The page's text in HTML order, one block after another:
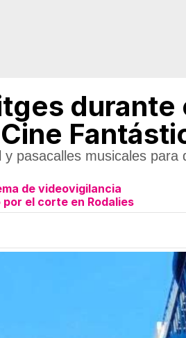
durante
pasacalles musicales para
de videovigilancia
el corte en Rodalies